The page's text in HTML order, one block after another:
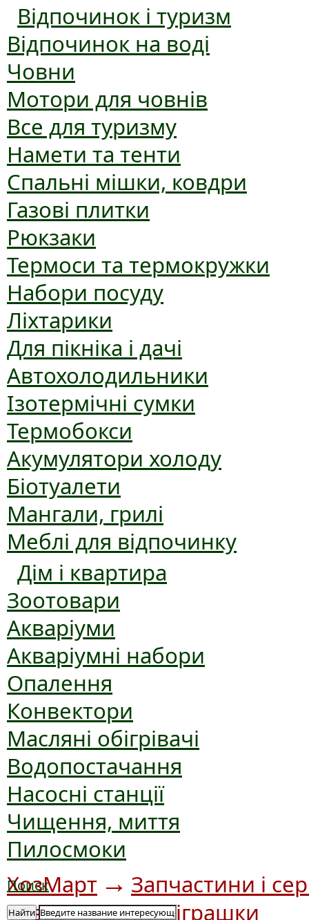
Відпочинок і туризм
Відпочинок на воді
Човни
Мотори для човнів
Все для туризму
Намети та тенти
Спальні мішки, ковдри
Газові плитки
Рюкзаки
Термоси та термокружки
Набори посуду
Ліхтарики
Для пікніка і дачі
Автохолодильники
Ізотермічні сумки
Термобокси
Акумулятори холоду
Біотуалети
Мангали, грилі
Меблі для відпочинку
Дім і квартира
Зоотовари
Акваріуми
Акваріумні набори
Опалення
Конвектори
Масляні обігрівачі
Водопостачання
Насосні станції
Чищення, миття
Пилосмоки
Поиск
Найти
ХозМарт → Запчастини і
товар→Дитячі іграшки